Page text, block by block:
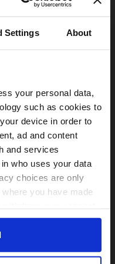
Settings About
your personal data,
such as cookies to
device in order to
ad and content
and services
who uses your data
choices are only
you have made
or by clicking on
der zuständigen
nicht oder
werden.
2014 bei der
und
Zeit & Kosten.